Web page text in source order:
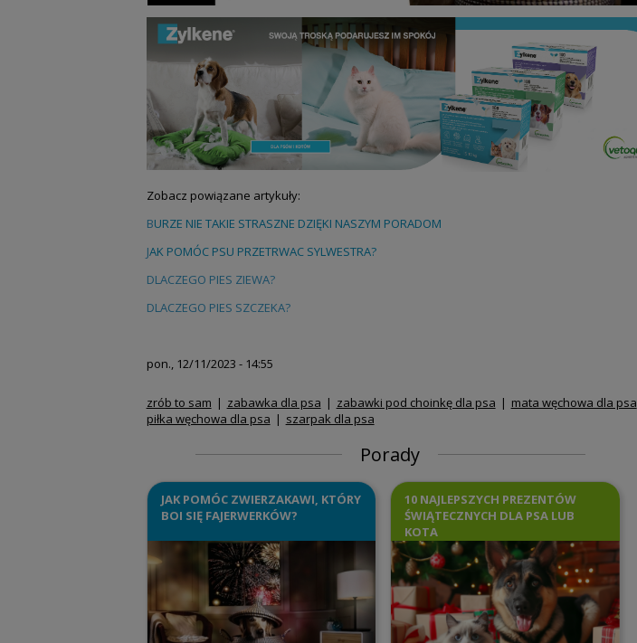
Zobacz powiązane artykuły:
BURZE NIE TAKIE STRASZNE DZIĘKI NASZYM PORADOM
JAK POMÓC PSU PRZETRWAC SYLWESTRA?
DLACZEGO PIES ZIEWA?
DLACZEGO PIES SZCZEKA?
pon., 12/11/2023 - 14:55
zrób to sam zabawka dla psa zabawki pod choinkę dla psa
mata węchowa dla psa
piłka węchowa dla psa
szarpak dla psa
Porady
JAK POMÓC ZWIERZAKAWI, KTÓRY
BOI SIĘ FAJERWERKÓW?
10 NAJLEPSZYCH PREZENTÓW
ŚWIĄTECZNYCH DLA PSA LUB
KOTA